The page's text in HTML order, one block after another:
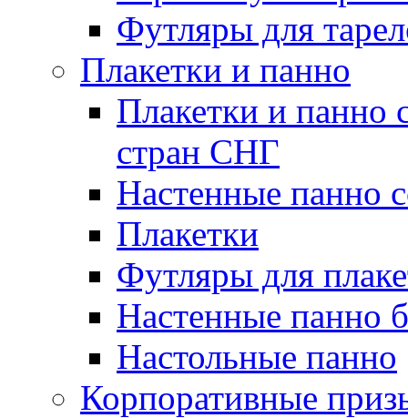
Футляры для
Плакетки и панно
Плакетки и панно
стран СНГ
Настенные панно
Плакетки
Футляры для
Настенные панно
Настольные панно
Корпоративные